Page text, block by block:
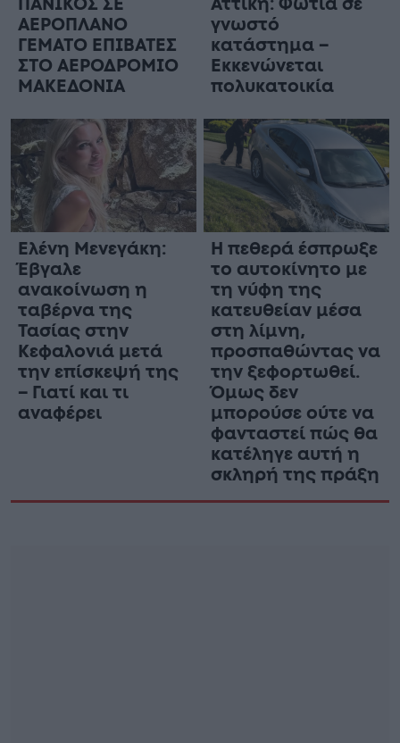
ΠΑΝΙΚΟΣ ΣΕ
ΑΕΡΟΠΛΑΝΟ
ΓΕΜΑΤΟ ΕΠΙΒΑΤΕΣ
ΣΤΟ ΑΕΡΟΔΡΟΜΙΟ
ΜΑΚΕΔΟΝΙΑ
Αττική: Φωτιά σε
γνωστό
κατάστημα –
Εκκενώνεται
πολυκατοικία
Ελένη Μενεγάκη:
Έβγαλε
ανακοίνωση η
ταβέρνα της
Τασίας στην
Κεφαλονιά μετά
την επίσκεψή της
– Γιατί και τι
αναφέρει
Η πεθερά έσπρωξε
το αυτοκίνητο με
τη νύφη της
κατευθείαν μέσα
στη λίμνη,
προσπαθώντας να
την ξεφορτωθεί.
Όμως δεν
μπορούσε ούτε να
φανταστεί πώς θα
κατέληγε αυτή η
σκληρή της πράξη